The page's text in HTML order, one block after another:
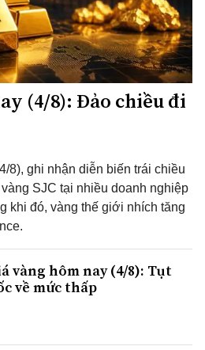
(4/8): Đảo chiều đi
8), ghi nhận diễn biến trái chiều
SJC tại nhiều doanh nghiệp
khi đó, vàng thế giới nhích tăng
vàng hôm nay (4/8): Tụt
về mức thấp